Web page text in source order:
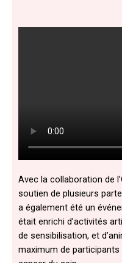
Avec la collaboration de
soutien de plusieurs
a également été un
était enrichi d’activités
de sensibilisation, et
maximum de